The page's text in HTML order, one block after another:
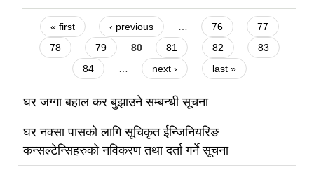
Pages
« first ‹ previous … 76
77
78
79 80 81 82
83
84
… next › last »
घर जग्गा बहाल कर बुझाउने सम्बन्धी सूचना
घर नक्सा पासको लागि सूचिकृत ईन्जिनियरिङ
कन्सल्टेन्सिहरुको नविकरण तथा दर्ता गर्ने सूचना